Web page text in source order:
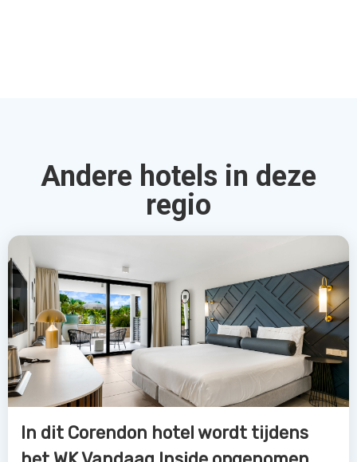
Andere hotels in deze
regio
In dit Corendon hotel wordt tijdens